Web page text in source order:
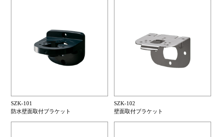
SZK-101
防水壁面取付ブラケット
SZK-102
壁面取付ブラケット